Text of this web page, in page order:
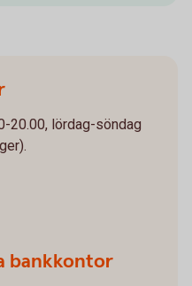
20.00, lördag-söndag
bankkontor